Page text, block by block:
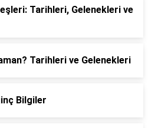
Tarihleri, Gelenekleri ve
Tarihleri ve Gelenekleri
Bilgiler